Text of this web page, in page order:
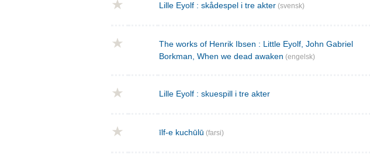
Lille Eyolf : skådespel i tre akter (svensk)
The works of Henrik Ibsen : Little Eyolf, John Gabriel
Borkman, When we dead awaken (engelsk)
Lille Eyolf : skuespill i tre akter
īlf-e kuchūlū (farsi)